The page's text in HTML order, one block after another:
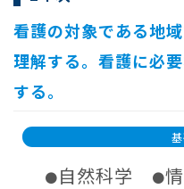
看護の対象である地
理解する。看護に必
する。
● 自然科学 ●